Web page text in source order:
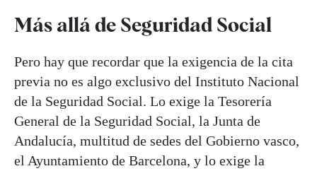
Más allá de Seguridad Social
Pero hay que recordar que la exigencia de la cita
previa no es algo exclusivo del Instituto Nacional
de la Seguridad Social. Lo exige la Tesorería
General de la Seguridad Social, la Junta de
Andalucía, multitud de sedes del Gobierno vasco,
el Ayuntamiento de Barcelona, y lo exige la